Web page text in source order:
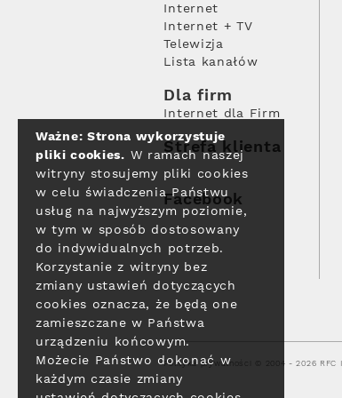
Internet
Internet + TV
Telewizja
Lista kanałów
Dla firm
Internet dla Firm
Strefa klienta
Facebook
Polityka prywatności © 2004 - 2026 RFC
Ważne: Strona wykorzystuje
pliki cookies. W ramach naszej
witryny stosujemy pliki cookies
w celu świadczenia Państwu
usług na najwyższym poziomie,
w tym w sposób dostosowany
do indywidualnych potrzeb.
Korzystanie z witryny bez
zmiany ustawień dotyczących
cookies oznacza, że będą one
zamieszczane w Państwa
urządzeniu końcowym.
Możecie Państwo dokonać w
każdym czasie zmiany